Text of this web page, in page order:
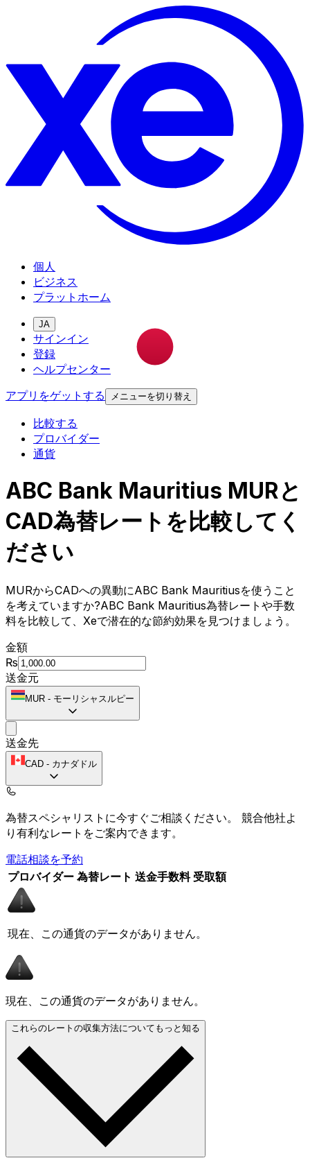
個人
ビジネス
プラットホーム
JA
サインイン
登録
ヘルプセンター
アプリをゲットする
メニューを切り替え
比較する
プロバイダー
通貨
ABC Bank Mauritius MURと
CAD為替レートを比較してく
ださい
MURからCADへの異動にABC Bank Mauritiusを使うこと
を考えていますか?ABC Bank Mauritius為替レートや手数
料を比較して、Xeで潜在的な節約効果を見つけましょう。
金額
₨
送金元
MUR - モーリシャスルピー
送金先
CAD - カナダドル
為替スペシャリストに今すぐご相談ください。 競合他社よ
り有利なレートをご案内できます。
電話相談を予約
プロバイダー 為替レート 送金手数料 受取額
現在、この通貨のデータがありません。
現在、この通貨のデータがありません。
これらのレートの収集方法についてもっと知る